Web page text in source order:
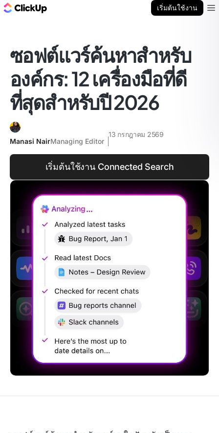
เริ่มต้นใช้งาน
ซอฟต์แวร์ค้นหาสำหรับ
องค์กร: 12 เครื่องมือที่ดี
ที่สุดสำหรับปี 2026
Manasi NairManaging Editor
13 กรกฎาคม 2569
เริ่มต้นใช้งาน Connected Search